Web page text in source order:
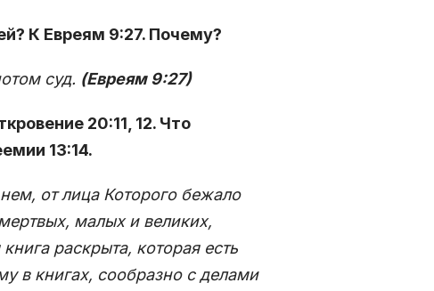
К Евреям 9:27. Почему?
суд. (Евреям 9:27)
20:11, 12. Что
13:14.
от лица Которого бежало
малых и великих,
раскрыта, которая есть
в книгах, сообразно с делами